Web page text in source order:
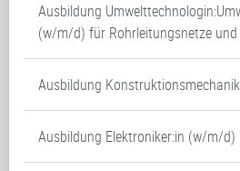
Ausbildung
(w/m/d) für Rohrleitungsnetze
Ausbildung
Ausbildung Elektroniker:in (w/m/d)